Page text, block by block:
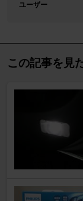
ユーザー
この記事を見